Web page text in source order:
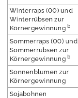
s
Winterraps (00) und
Winterrübsen zur
Körnergewinnungb
Sommerraps (00) und
Sommerrübsen zur
Körnergewinnungb
Sonnenblumen zur
Körnergewinnung
Sojabohnen